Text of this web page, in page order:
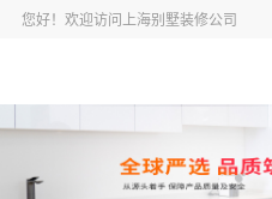
您好！欢迎访问上海别墅装修公司